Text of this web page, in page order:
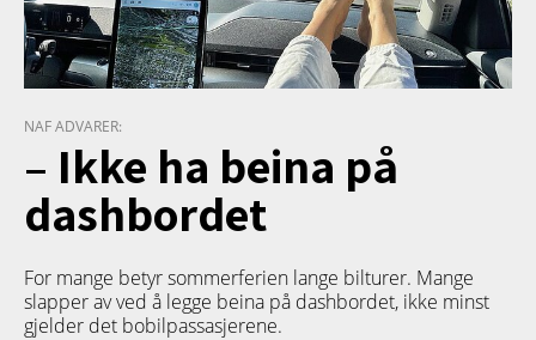
NAF ADVARER:
– Ikke ha beina på
dashbordet
For mange betyr sommerferien lange bilturer. Mange
slapper av ved å legge beina på dashbordet, ikke minst
gjelder det bobilpassasjerene.